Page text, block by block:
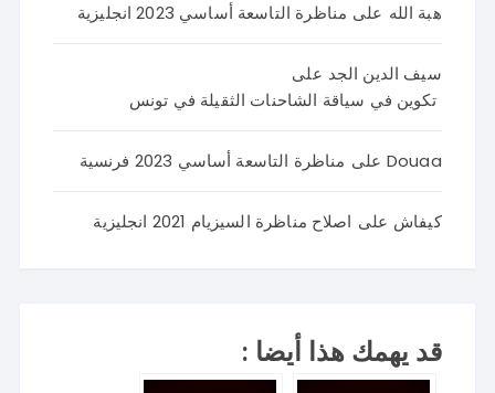
هبة الله على مناظرة التاسعة أساسي 2023 انجليزية
سيف الدين الجد على
تكوين في سياقة الشاحنات الثقيلة في تونس
Douaa على مناظرة التاسعة أساسي 2023 فرنسية
كيفاش على اصلاح مناظرة السيزيام 2021 انجليزية
قد يهمك هذا أيضا :